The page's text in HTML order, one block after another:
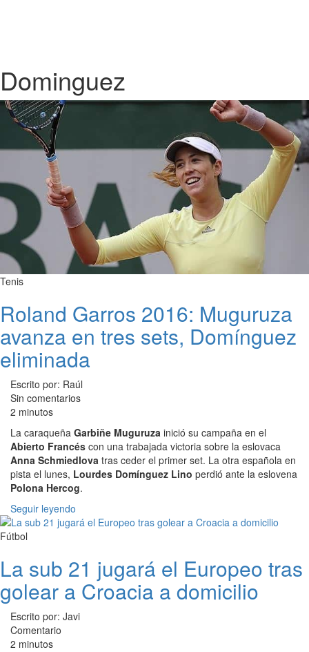
Dominguez
Tenis
Roland Garros 2016: Muguruza
avanza en tres sets, Domínguez
eliminada
Escrito por: Raúl
Sin comentarios
2 minutos
La caraqueña Garbiñe Muguruza inició su campaña en el
Abierto Francés con una trabajada victoria sobre la eslovaca
Anna Schmiedlova tras ceder el primer set. La otra española en
pista el lunes, Lourdes Domínguez Lino perdió ante la eslovena
Polona Hercog.
Seguir leyendo
Fútbol
La sub 21 jugará el Europeo tras
golear a Croacia a domicilio
Escrito por: Javi
Comentario
2 minutos